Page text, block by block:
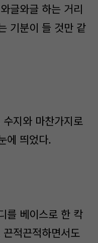
글와글 하는 거리
기분이 들 것만 같
지와 마찬가지로
에 띄었다.
를 베이스로 한 칵
적끈적하면서도